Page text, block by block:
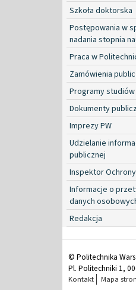
Szkoła doktorska
Postępowania w
nadania stopnia
Praca w
Zamówienia
Programy studiów
Dokumenty
Imprezy PW
Udzielanie
publicznej
Inspektor
Informacje o
danych
Redakcja
© Politechnika
Pl. Politechniki 1,
Kontakt Mapa